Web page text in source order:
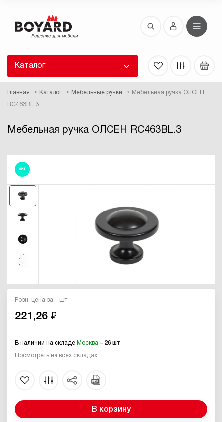
Каталог
Главная Каталог Мебельные ручки Мебельная ручка ОЛСЕН
RC463BL.3
Мебельная ручка ОЛСЕН RC463BL.3
ХИТ
Розн. цена за 1 шт
221,26 ₽
В наличии на складе Москва – 26 шт
Посмотреть на всех складах
В корзину
Восстановление пароля
высланы вам по E-Mail.
ссылку для восстановления